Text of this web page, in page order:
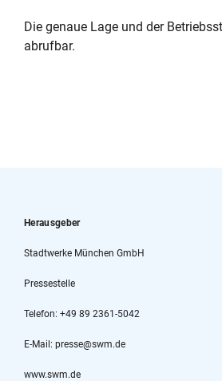
Die genaue Lage und der
abrufbar.
Herausgeber
Stadtwerke München GmbH
Pressestelle
Telefon: +49 89 2361-5042
E-Mail: presse@swm.de
www.swm.de